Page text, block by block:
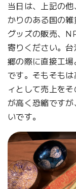
当日は、上記の
かりのある国の
グッズの販売、
寄りください。
郷の際に直接工
です。そもそも
ィとして売上を
が高く恐縮です
いです。